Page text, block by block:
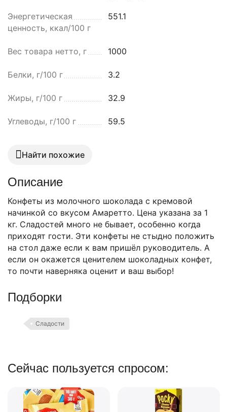
Энергетическая
ценность, ккал/100 г
551.1
Вес товара нетто, г 1000
Белки, г/100 г 3.2
Жиры, г/100 г 32.9
Углеводы, г/100 г 59.5
Найти похожие
Описание
Конфеты из молочного шоколада с кремовой
начинкой со вкусом Амаретто. Цена указана за 1
кг. Сладостей много не бывает, особенно когда
приходят гости. Эти конфеты не стыдно положить
на стол даже если к вам пришёл руководитель. А
если он окажется ценителем шоколадных конфет,
то почти наверняка оценит и ваш выбор!
Подборки
Сладости
Сейчас пользуется спросом:
Вафли Коровка, c
шоколадной